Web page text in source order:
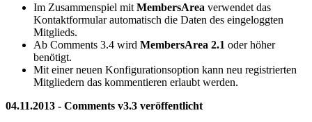
Im Zusammenspiel mit MembersArea verwendet das
Kontaktformular automatisch die Daten des eingeloggten
Mitglieds.
Ab Comments 3.4 wird MembersArea 2.1 oder höher
benötigt.
Mit einer neuen Konfigurationsoption kann neu registrierten
Mitgliedern das kommentieren erlaubt werden.
04.11.2013 - Comments v3.3 veröffentlicht